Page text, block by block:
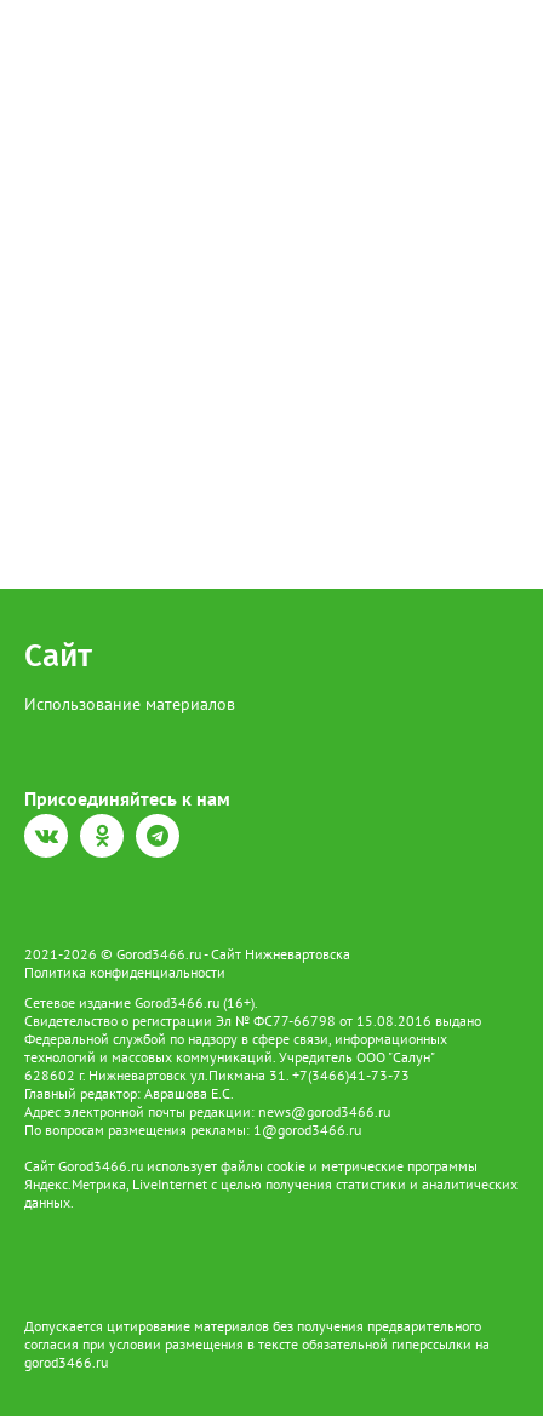
Сайт
Использование материалов
Присоединяйтесь к нам
2021-2026 © Gorod3466.ru - Сайт Нижневартовска
Политика конфиденциальности
Сетевое издание Gorod3466.ru (16+).
Свидетельство о регистрации Эл № ФС77-66798 от 15.08.2016 выдано
Федеральной службой по надзору в сфере связи, информационных
технологий и массовых коммуникаций. Учредитель ООО "Салун"
628602 г. Нижневартовск ул.Пикмана 31. +7(3466)41-73-73
Главный редактор: Аврашова Е.С.
Адрес электронной почты редакции: news@gorod3466.ru
По вопросам размещения рекламы: 1@gorod3466.ru
Сайт Gorod3466.ru использует файлы cookie и метрические программы
Яндекс.Метрика, LiveInternet с целью получения статистики и аналитических
данных.
Допускается цитирование материалов без получения предварительного
согласия при условии размещения в тексте обязательной гиперссылки на
gorod3466.ru